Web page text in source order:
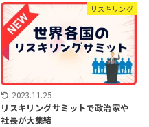
リスキリング
2023.11.25
リスキリングサミットで政治家や
社長が大集結